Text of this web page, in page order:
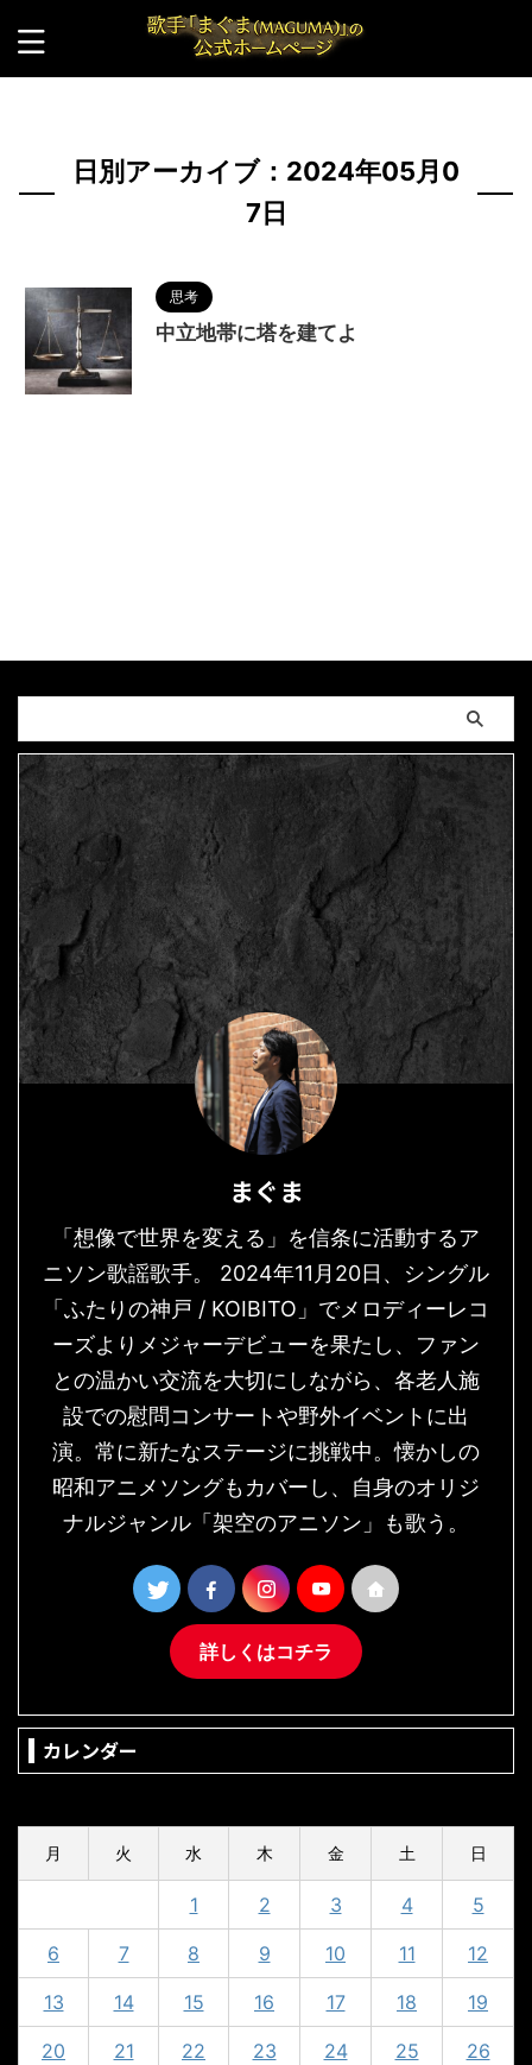
日別アーカイブ：2024年05月0
7日
思考
中立地帯に塔を建てよ
まぐま
「想像で世界を変える」を信条に活動するア
ニソン歌謡歌手。 2024年11月20日、シングル
「ふたりの神戸 / KOIBITO」でメロディーレコ
ーズよりメジャーデビューを果たし、ファン
との温かい交流を大切にしながら、各老人施
設での慰問コンサートや野外イベントに出
演。常に新たなステージに挑戦中。懐かしの
昭和アニメソングもカバーし、自身のオリジ
ナルジャンル「架空のアニソン」も歌う。
詳しくはコチラ
カレンダー
月 火 水 木 金 土 日
1 2 3 4 5
6 7 8 9 10 11 12
13 14 15 16 17 18 19
20 21 22 23 24 25 26